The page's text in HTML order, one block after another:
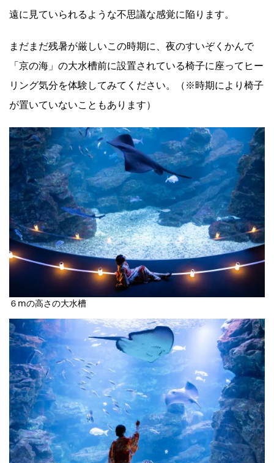
遠に見ていられるような不思議な感覚に陥ります。
まだまだ残暑が厳しいこの時期に、夜のすいぞくかんで
「京の海」の大水槽前に設置されている椅子に座ってヒー
リング気分を体験してみてください。（※時期により椅子
が置いていないこともあります）
６ⅿの高さの大水槽